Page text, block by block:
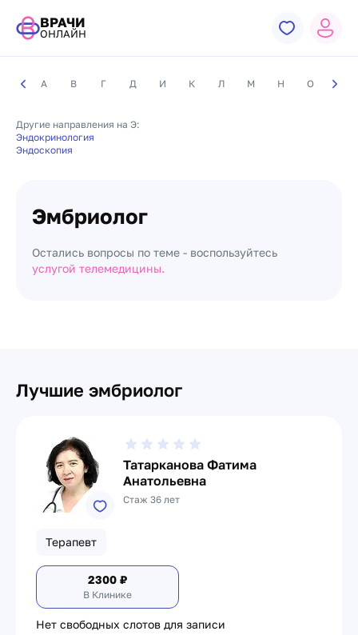
ВРАЧИ
ОНЛАЙН
А В Г Д И К Л М Н О П
Другие направления на Э:
Эндокринология
Эндоскопия
Эмбриолог
Остались вопросы по теме - воспользуйтесь
услугой телемедицины.
Лучшие эмбриолог
Татарканова Фатима
Анатольевна
Стаж 36 лет
Терапевт
2300 ₽
В Клинике
Нет свободных слотов для записи